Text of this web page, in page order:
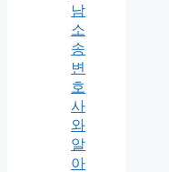
남
소
송
변
호
사
와
알
아